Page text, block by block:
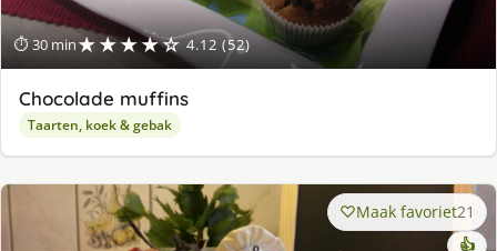
⏱ 30 min★★★★☆ 4.12 (52)
Chocolade muffins
Taarten, koek & gebak
Maak favoriet21
👍